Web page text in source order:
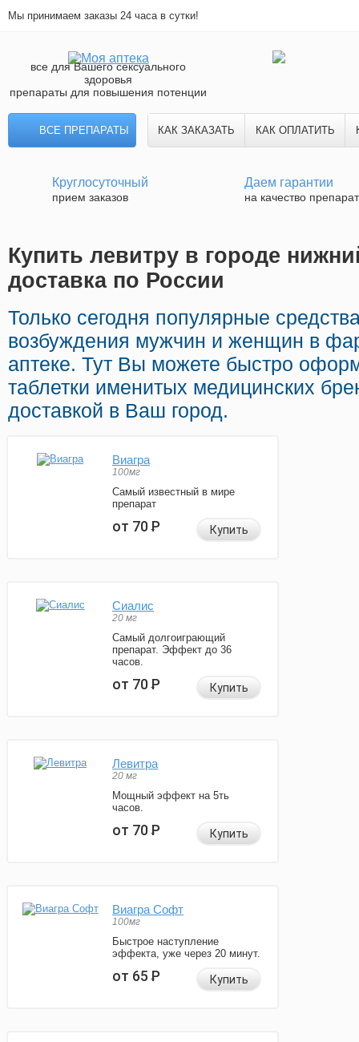
Мы принимаем заказы 24 часа в сутки!
все для Вашего сексуального
здоровья
препараты для повышения потенции
ВСЕ ПРЕПАРАТЫ КАК ЗАКАЗАТЬ КАК ОПЛАТИТЬ
Круглосуточный
прием заказов
Даем гарантии
на качество
Купить левитру в городе
доставка по России
Только сегодня популярные
возбуждения мужчин и женщин в
аптеке. Тут Вы можете быстро
таблетки именитых медицинских
доставкой в Ваш город.
Виагра
100мг
Самый известный в мире
препарат
от 70Р Купить
Сиалис
20 мг
Самый долгоиграющий
препарат. Эффект до 36
часов.
от 70Р Купить
Левитра
20 мг
Мощный эффект на 5ть
часов.
от 70Р Купить
Виагра Софт
100мг
Быстрое наступление
эффекта, уже через 20 минут.
от 65Р Купить